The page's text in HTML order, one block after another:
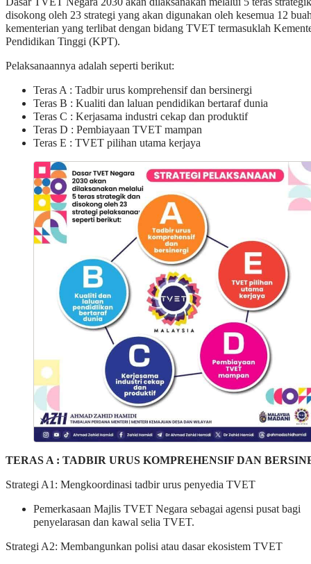
disokong oleh 23 strategi yang akan digunakan oleh kesemua 12
kementerian yang terlibat dengan bidang TVET termasuklah
Pendidikan Tinggi (KPT).
Pelaksanaannya adalah seperti berikut:
Teras A : Tadbir urus komprehensif dan bersinergi
Teras B : Kualiti dan laluan pendidikan bertaraf dunia
Teras C : Kerjasama industri cekap dan produktif
Teras D : Pembiayaan TVET mampan
Teras E : TVET pilihan utama kerjaya
TERAS A : TADBIR URUS KOMPREHENSIF DAN
Strategi A1: Mengkoordinasi tadbir urus penyedia TVET
Pemerkasaan Majlis TVET Negara sebagai agensi pusat bagi
penyelarasan dan kawal selia TVET.
Strategi A2: Membangunkan polisi atau dasar ekosistem TVET